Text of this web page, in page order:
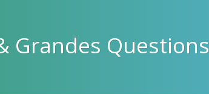
Grandes Questions